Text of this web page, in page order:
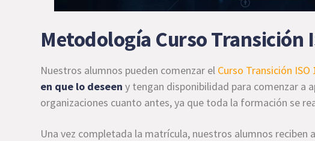
Metodología Curso Transición
Nuestros alumnos pueden comenzar el Curso Transición ISO
en que lo deseen y tengan disponibilidad para comenzar a
organizaciones cuanto antes, ya que toda la formación se
Una vez completada la matrícula, nuestros alumnos reciben